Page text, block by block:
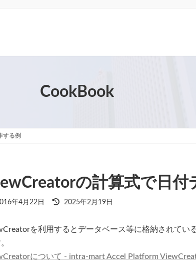
CookBook
する例
の計算式で日付
年4月22日
最
新
:
2025年2月19日
を利用するとデータベース等に格納されてい
について - intra-mart Accel Platform